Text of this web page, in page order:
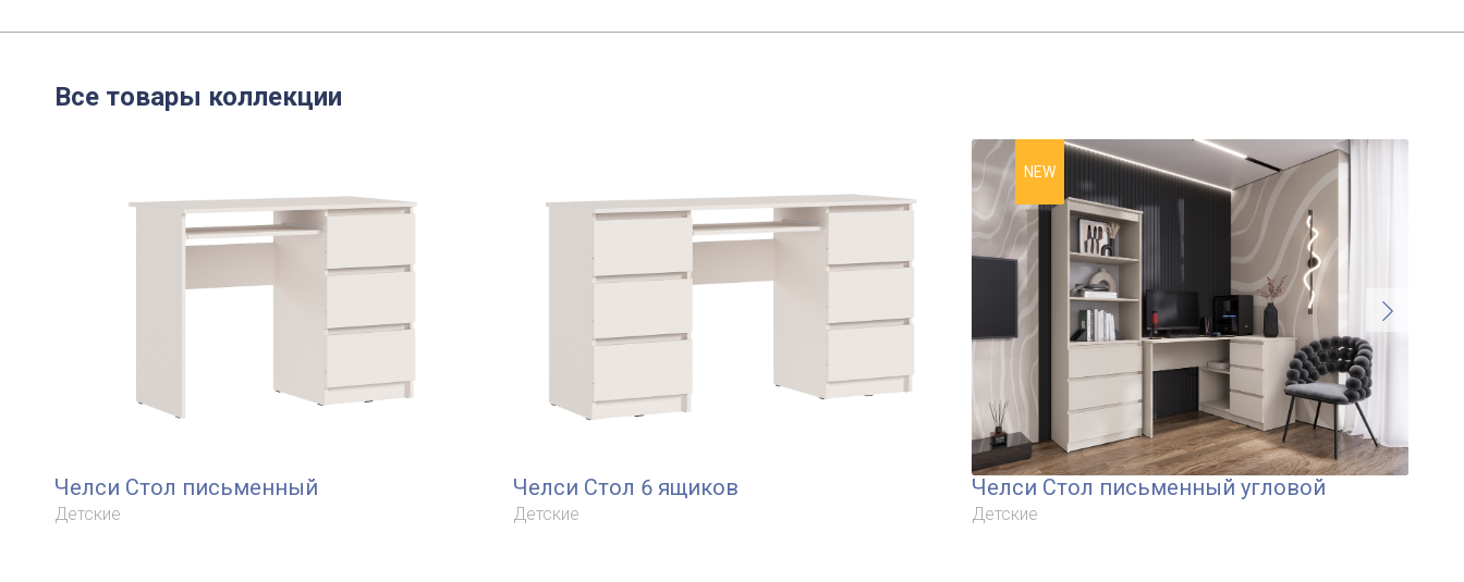
Все товары коллекции
Челси Стол письменный
Детские
Челси Стол 6 ящиков
Детские
NEW
Челси Стол письменный угловой
Детские